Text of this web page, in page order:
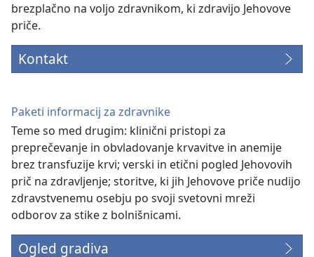
brezplačno na voljo zdravnikom, ki zdravijo Jehovove
priče.
Kontakt
Paketi informacij za zdravnike
Teme so med drugim: klinični pristopi za
preprečevanje in obvladovanje krvavitve in anemije
brez transfuzije krvi; verski in etični pogled Jehovovih
prič na zdravljenje; storitve, ki jih Jehovove priče nudijo
zdravstvenemu osebju po svoji svetovni mreži
odborov za stike z bolnišnicami.
Ogled gradiva